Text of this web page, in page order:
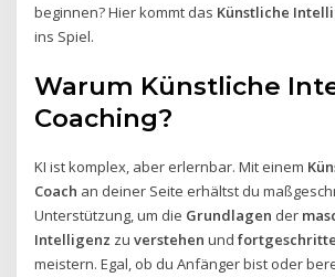
beginnen? Hier kommt das Künstliche
ins Spiel.
Warum Künstliche
Coaching?
KI ist komplex, aber erlernbar. Mit einem
Coach an deiner Seite erhältst du
Unterstützung, um die Grundlagen der
Intelligenz zuverstehen und
meistern. Egal, ob du Anfänger bist oder